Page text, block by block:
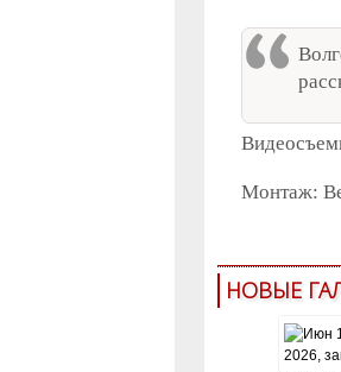
Монтаж:
НОВЫЕ